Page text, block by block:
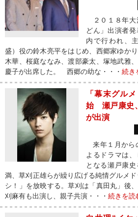
２０１８年大
どん」出演者
内で行われ、
盛）役の鈴木亮平をはじめ、西郷家ゆか
木華、桜庭ななみ、渡部豪太、塚地武雅
慶子が出席した。 西郷の幼な・・・ 続き
「幕末グル
始 瀬戸康史
が出演
来年１月から
よるドラマは
となる瀬戸康
満、草刈正雄らが繰り広げる純情グルメ
シ！」を放映する。草刈は「真田丸」後
刈麻有も出演し、親子共演・・・ 続きを読